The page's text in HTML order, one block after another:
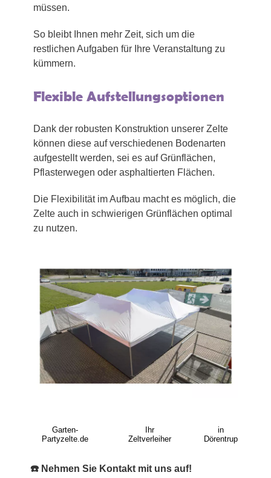
müssen.
So bleibt Ihnen mehr Zeit, sich um die
restlichen Aufgaben für Ihre Veranstaltung zu
kümmern.
Flexible Aufstellungsoptionen
Dank der robusten Konstruktion unserer Zelte
können diese auf verschiedenen Bodenarten
aufgestellt werden, sei es auf Grünflächen,
Pflasterwegen oder asphaltierten Flächen.
Die Flexibilität im Aufbau macht es möglich, die
Zelte auch in schwierigen Grünflächen optimal
zu nutzen.
Garten-
Partyzelte.de
Ihr
Zeltverleiher
in
Dörentrup
☎️ Nehmen Sie Kontakt mit uns auf!